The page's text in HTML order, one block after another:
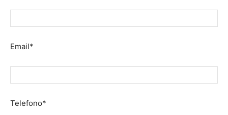
Email*
Telefono*